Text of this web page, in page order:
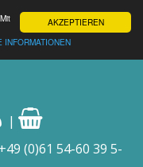
AKZEPTIEREN
INFORMATIONEN
|
+49 (0)61 54-60 39 5-